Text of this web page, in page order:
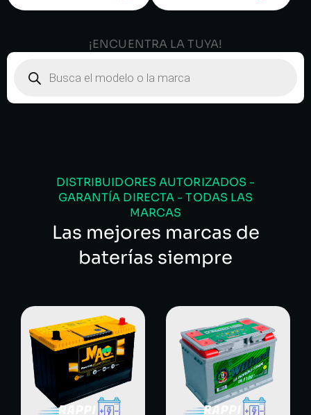
¡ENCUENTRA LA TUYA!
DISTRIBUIDORES AUTORIZADOS -
GARANTÍA DIRECTA - TODAS LAS
MARCAS
Las mejores marcas de
baterías siempre